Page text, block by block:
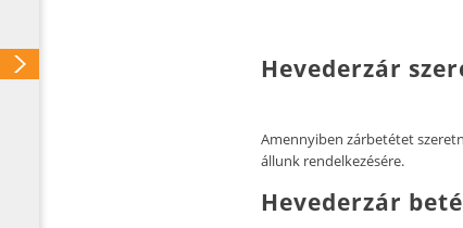
Hevederzár
Amennyiben zárbetétet
állunk rendelkezésére.
Hevederzár